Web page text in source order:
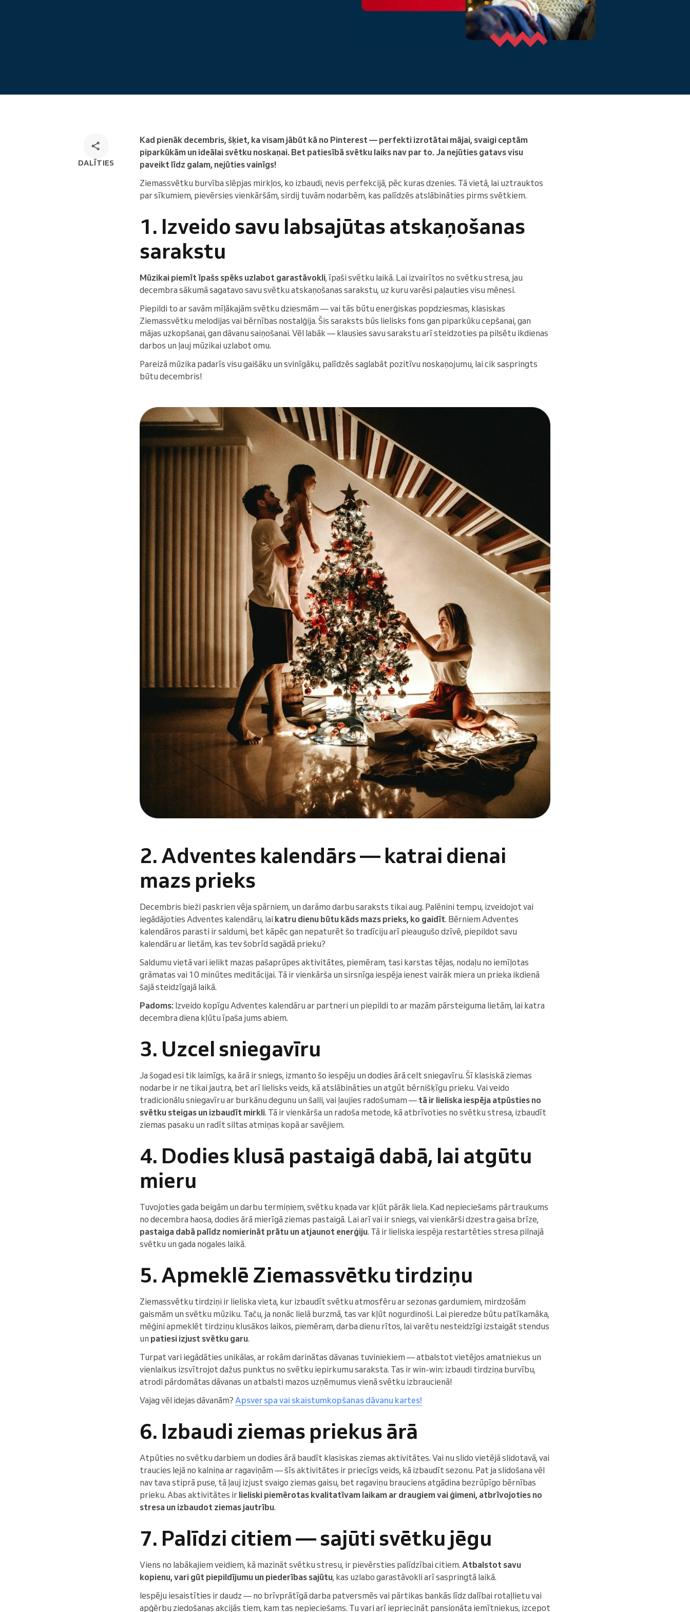
Lasīt vairāk
DALĪTIES
Kad pienāk decembris, šķiet, ka visam jābūt kā no Pinterest — perfekti izrotātai mājai, svaigi ceptām
piparkūkām un ideālai svētku noskaņai. Bet patiesībā svētku laiks nav par to. Ja nejūties gatavs visu
paveikt līdz galam, nejūties vainīgs!
Ziemassvētku burvība slēpjas mirkļos, ko izbaudi, nevis perfekcijā, pēc kuras dzenies. Tā vietā, lai uztrauktos
par sīkumiem, pievērsies vienkāršām, sirdij tuvām nodarbēm, kas palīdzēs atslābināties pirms svētkiem.
1. Izveido savu labsajūtas atskaņošanas
sarakstu
Mūzikai piemīt īpašs spēks uzlabot garastāvokli, īpaši svētku laikā. Lai izvairītos no svētku stresa, jau
decembra sākumā sagatavo savu svētku atskaņošanas sarakstu, uz kuru varēsi paļauties visu mēnesi.
Piepildi to ar savām mīļākajām svētku dziesmām — vai tās būtu enerģiskas popdziesmas, klasiskas
Ziemassvētku melodijas vai bērnības nostalģija. Šis saraksts būs lielisks fons gan piparkūku cepšanai, gan
mājas uzkopšanai, gan dāvanu saiņošanai. Vēl labāk — klausies savu sarakstu arī steidzoties pa pilsētu ikdienas
darbos un ļauj mūzikai uzlabot omu.
Pareizā mūzika padarīs visu gaišāku un svinīgāku, palīdzēs saglabāt pozitīvu noskaņojumu, lai cik saspringts
būtu decembris!
2. Adventes kalendārs — katrai dienai
mazs prieks
Decembris bieži paskrien vēja spārniem, un darāmo darbu saraksts tikai aug. Palēnini tempu, izveidojot vai
iegādājoties Adventes kalendāru, lai katru dienu būtu kāds mazs prieks, ko gaidīt. Bērniem Adventes
kalendāros parasti ir saldumi, bet kāpēc gan nepaturēt šo tradīciju arī pieaugušo dzīvē, piepildot savu
kalendāru ar lietām, kas tev šobrīd sagādā prieku?
Saldumu vietā vari ielikt mazas pašaprūpes aktivitātes, piemēram, tasi karstas tējas, nodaļu no iemīļotas
grāmatas vai 10 minūtes meditācijai. Tā ir vienkārša un sirsnīga iespēja ienest vairāk miera un prieka ikdienā
šajā steidzīgajā laikā.
Padoms: Izveido kopīgu Adventes kalendāru ar partneri un piepildi to ar mazām pārsteiguma lietām, lai katra
decembra diena kļūtu īpaša jums abiem.
3. Uzcel sniegavīru
Ja šogad esi tik laimīgs, ka ārā ir sniegs, izmanto šo iespēju un dodies ārā celt sniegavīru. Šī klasiskā ziemas
nodarbe ir ne tikai jautra, bet arī lielisks veids, kā atslābināties un atgūt bērnišķīgu prieku. Vai veido
tradicionālu sniegavīru ar burkānu degunu un šalli, vai ļaujies radošumam — tā ir lieliska iespēja atpūsties no
svētku steigas un izbaudīt mirkli. Tā ir vienkārša un radoša metode, kā atbrīvoties no svētku stresa, izbaudīt
ziemas pasaku un radīt siltas atmiņas kopā ar savējiem.
4. Dodies klusā pastaigā dabā, lai atgūtu
mieru
Tuvojoties gada beigām un darbu termiņiem, svētku kņada var kļūt pārāk liela. Kad nepieciešams pārtraukums
no decembra haosa, dodies ārā mierīgā ziemas pastaigā. Lai arī vai ir sniegs, vai vienkārši dzestra gaisa brīze,
pastaiga dabā palīdz nomierināt prātu un atjaunot enerģiju. Tā ir lieliska iespēja restartēties stresa pilnajā
svētku un gada nogales laikā.
5. Apmeklē Ziemassvētku tirdziņu
Ziemassvētku tirdziņi ir lieliska vieta, kur izbaudīt svētku atmosfēru ar sezonas gardumiem, mirdzošām
gaismām un svētku mūziku. Taču, ja nonāc lielā burzmā, tas var kļūt nogurdinoši. Lai pieredze būtu patīkamāka,
mēģini apmeklēt tirdziņu klusākos laikos, piemēram, darba dienu rītos, lai varētu nesteidzīgi izstaigāt stendus
un patiesi izjust svētku garu.
Turpat vari iegādāties unikālas, ar rokām darinātas dāvanas tuviniekiem — atbalstot vietējos amatniekus un
vienlaikus izsvītrojot dažus punktus no svētku iepirkumu saraksta. Tas ir win-win: izbaudi tirdziņa burvību,
atrodi pārdomātas dāvanas un atbalsti mazos uzņēmumus vienā svētku izbraucienā!
Vajag vēl idejas dāvanām? Apsver spa vai skaistumkopšanas dāvanu kartes!
6. Izbaudi ziemas priekus ārā
Atpūties no svētku darbiem un dodies ārā baudīt klasiskas ziemas aktivitātes. Vai nu slido vietējā slidotavā, vai
traucies lejā no kalniņa ar ragaviņām — šīs aktivitātes ir priecīgs veids, kā izbaudīt sezonu. Pat ja slidošana vēl
nav tava stiprā puse, tā ļauj izjust svaigo ziemas gaisu, bet ragaviņu brauciens atgādina bezrūpīgo bērnības
prieku. Abas aktivitātes ir lieliski piemērotas kvalitatīvam laikam ar draugiem vai ģimeni, atbrīvojoties no
stresa un izbaudot ziemas jautrību.
7. Palīdzi citiem — sajūti svētku jēgu
Viens no labākajiem veidiem, kā mazināt svētku stresu, ir pievērsties palīdzībai citiem. Atbalstot savu
kopienu, vari gūt piepildījumu un piederības sajūtu, kas uzlabo garastāvokli arī saspringtā laikā.
Iespēju iesaistīties ir daudz — no brīvprātīgā darba patversmēs vai pārtikas bankās līdz dalībai rotaļlietu vai
apģērbu ziedošanas akcijās tiem, kam tas nepieciešams. Tu vari arī iepriecināt pansionāta iemītniekus, izcepot